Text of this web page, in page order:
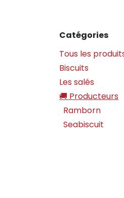
Catégories
Tous les
Biscuits
Les salés
🚚 Producteurs
Ramborn
Seabiscuit